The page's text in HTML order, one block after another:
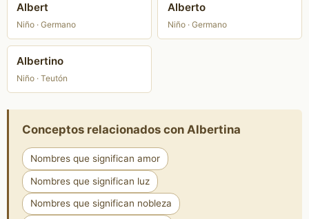
Albert
Niño · Germano
Alberto
Niño · Germano
Albertino
Niño · Teutón
Conceptos relacionados con Albertina
Nombres que significan amor
Nombres que significan luz
Nombres que significan nobleza